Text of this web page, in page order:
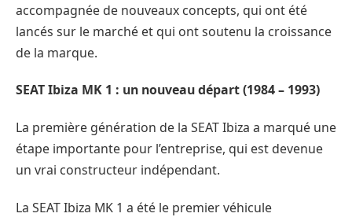
accompagnée de nouveaux concepts, qui ont été
lancés sur le marché et qui ont soutenu la croissance
de la marque.
SEAT Ibiza MK 1 : un nouveau départ (1984 – 1993)
La première génération de la SEAT Ibiza a marqué une
étape importante pour l’entreprise, qui est devenue
un vrai constructeur indépendant.
La SEAT Ibiza MK 1 a été le premier véhicule